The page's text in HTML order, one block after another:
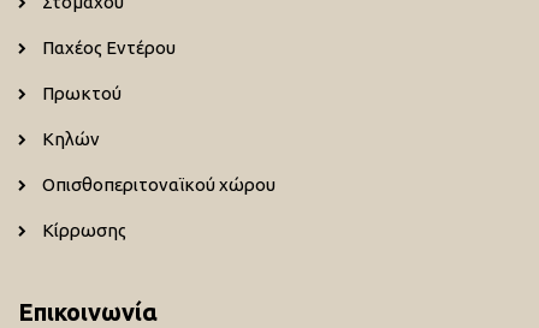
Παχέος Εντέρου
Πρωκτού
Κηλών
Οπισθοπεριτοναϊκού χώρου
Κίρρωσης
Επικοινωνία